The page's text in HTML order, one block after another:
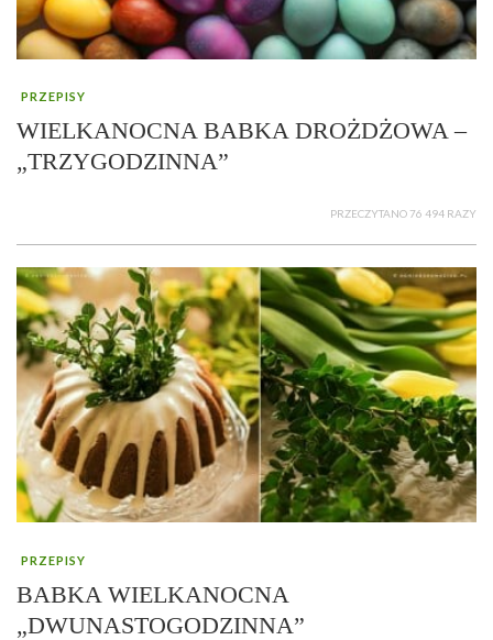
PRZEPISY
WIELKANOCNA BABKA DROŻDŻOWA –
„TRZYGODZINNA”
PRZECZYTANO 76 494 RAZY
PRZEPISY
BABKA WIELKANOCNA
„DWUNASTOGODZINNA”